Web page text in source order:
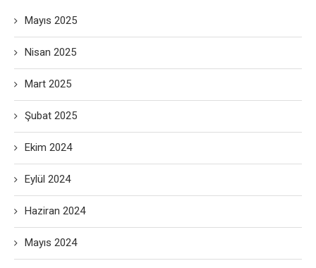
Mayıs 2025
Nisan 2025
Mart 2025
Şubat 2025
Ekim 2024
Eylül 2024
Haziran 2024
Mayıs 2024